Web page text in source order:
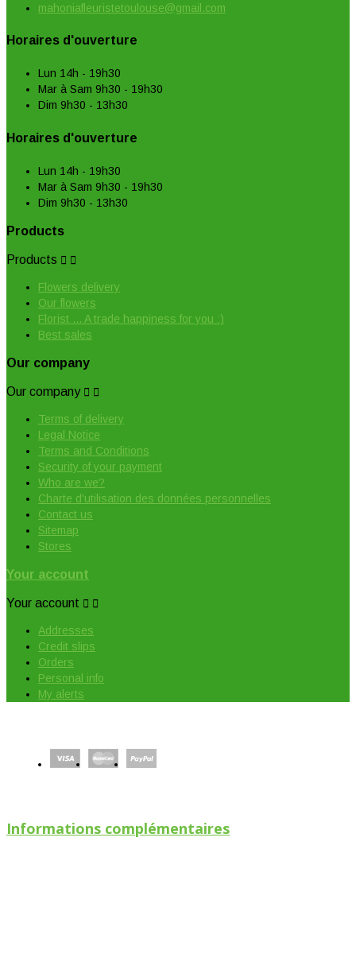
mahoniafleuristetoulouse@gmail.com
Horaires d'ouverture
Lun 14h - 19h30
Mar à Sam 9h30 - 19h30
Dim 9h30 - 13h30
Horaires d'ouverture
Lun 14h - 19h30
Mar à Sam 9h30 - 19h30
Dim 9h30 - 13h30
Products
Products  
Flowers delivery
Our flowers
Florist ... A trade happiness for you :)
Best sales
Our company
Our company  
Terms of delivery
Legal Notice
Terms and Conditions
Security of your payment
Who are we?
Charte d'utilisation des données personnelles
Contact us
Sitemap
Stores
Your account
Your account  
Addresses
Credit slips
Orders
Personal info
My alerts
Informations complémentaires